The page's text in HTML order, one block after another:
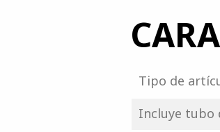
Tipo de
Incluye tubo